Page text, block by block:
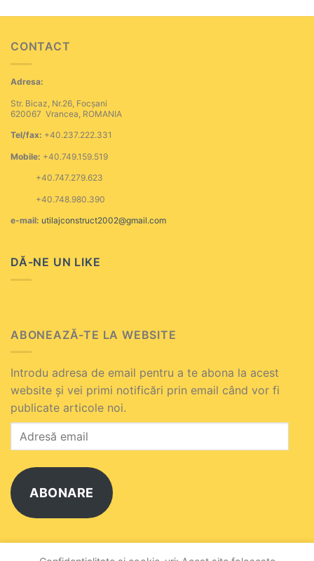
CONTACT
Adresa:
Str. Bicaz, Nr.26, Focșani
620067 Vrancea, ROMANIA
Tel/fax: +40.237.222.331
Mobile: +40.749.159.519
+40.747.279.623
+40.748.980.390
e-mail: utilajconstruct2002@gmail.com
DĂ-NE UN LIKE
ABONEAZĂ-TE LA WEBSITE
Introdu adresa de email pentru a te abona la acest
website și vei primi notificări prin email când vor fi
publicate articole noi.
Adresă
ABONARE
Alătură-te celuilalt abonat.